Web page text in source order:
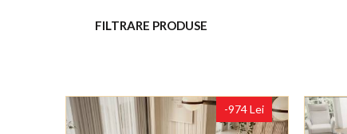
FILTRARE PRODUSE
-974 Lei